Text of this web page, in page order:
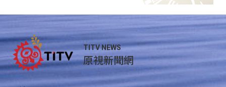
TITV NEWS
原視新聞網